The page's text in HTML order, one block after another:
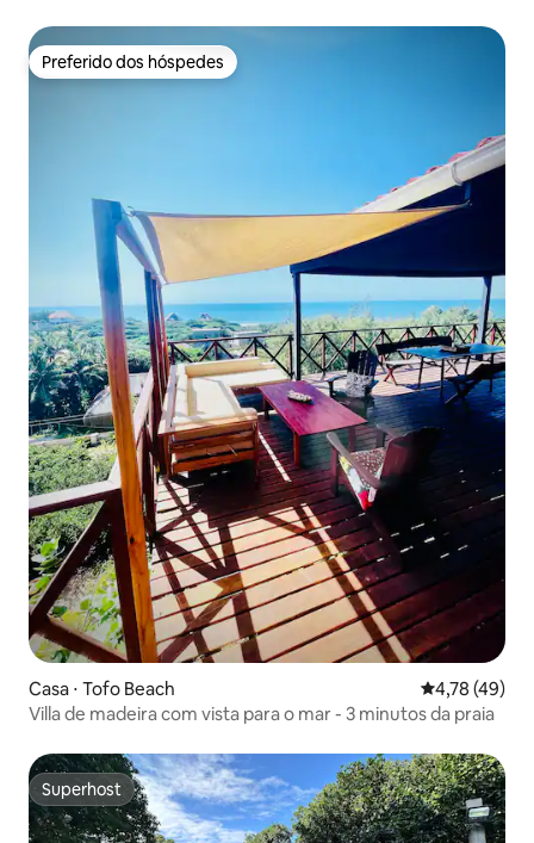
Preferido dos hóspedes
Preferido dos hóspedes
Casa ⋅ Tofo Beach 4,78 de uma
4,78 (49)
Villa de madeira com vista para o mar - 3 minutos da praia
Superhost
Superhost